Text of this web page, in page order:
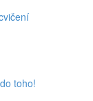
toho!